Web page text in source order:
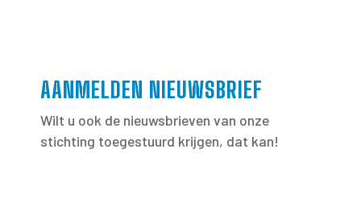
AANMELDEN NIEUWSBRIEF
Wilt u ook de nieuwsbrieven van onze
stichting toegestuurd krijgen, dat kan!